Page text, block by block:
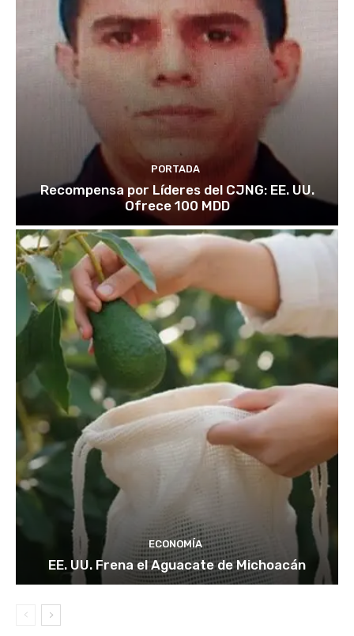
PORTADA
Recompensa por Líderes del CJNG: EE. UU.
Ofrece 100 MDD
ECONOMÍA
EE. UU. Frena el Aguacate de Michoacán